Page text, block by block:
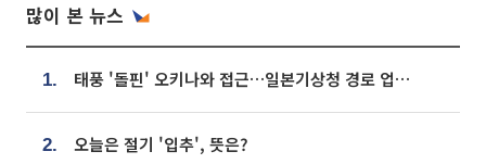
많이 본 뉴스
1. 태풍 '돌핀' 오키나와 접근…일본기상청 경로 업데이트
2. 오늘은 절기 '입추', 뜻은?